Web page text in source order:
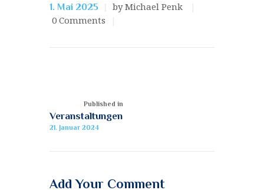
1. Mai 2025
by Michael Penk
0 Comments
Published in
Veranstaltungen
21. Januar 2024
Add Your Comment